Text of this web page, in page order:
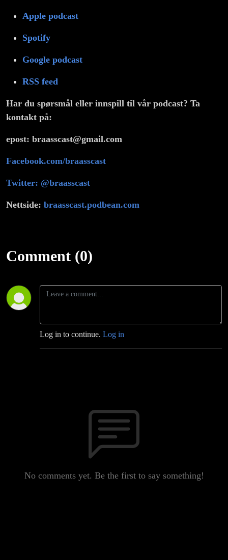
Apple podcast
Spotify
Google podcast
RSS feed
Har du spørsmål eller innspill til vår podcast? Ta
kontakt på:
epost: braasscast@gmail.com
Facebook.com/braasscast
Twitter: @braasscast
Nettside: braasscast.podbean.com
Comment (0)
Log in to continue. Log in
No comments yet. Be the first to say something!